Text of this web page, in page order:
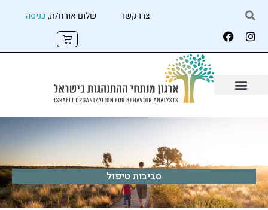
צרו קשר שלום אורח/ת,כניסה
סביבות טיפול